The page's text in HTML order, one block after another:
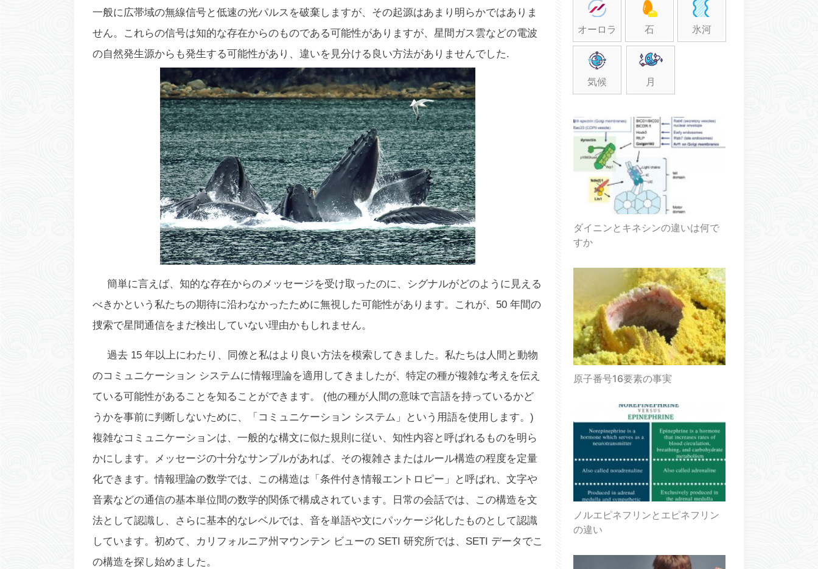
一般に広帯域の無線信号と低速の光パルスを破棄しますが、その起源はあまり明らかではありま
せん。これらの信号は知的な存在からのものである可能性がありますが、星間ガス雲などの電波
の自然発生源からも発生する可能性があり、違いを見分ける良い方法がありませんでした.
簡単に言えば、知的な存在からのメッセージを受け取ったのに、シグナルがどのように見える
べきかという私たちの期待に沿わなかったために無視した可能性があります。これが、50 年間の
捜索で星間通信をまだ検出していない理由かもしれません。
過去 15 年以上にわたり、同僚と私はより良い方法を模索してきました。私たちは人間と動物
のコミュニケーション システムに情報理論を適用してきましたが、特定の種が複雑な考えを伝え
ている可能性があることを知ることができます。 (他の種が人間の意味で言語を持っているかど
うかを事前に判断しないために、「コミュニケーション システム」という用語を使用します。)
複雑なコミュニケーションは、一般的な構文に似た規則に従い、知性内容と呼ばれるものを明ら
かにします。メッセージの十分なサンプルがあれば、その複雑さまたはルール構造の程度を定量
化できます。情報理論の数学では、この構造は「条件付き情報エントロピー」と呼ばれ、文字や
音素などの通信の基本単位間の数学的関係で構成されています。日常の会話では、この構造を文
法として認識し、さらに基本的なレベルでは、音を単語や文にパッケージ化したものとして認識
しています。初めて、カリフォルニア州マウンテン ビューの SETI 研究所では、SETI データでこ
の構造を探し始めました。
オーロラ 石 氷河
気候 月
ダイニンとキネシンの違いは何で
すか
原子番号16要素の事実
ノルエピネフリンとエピネフリン
の違い